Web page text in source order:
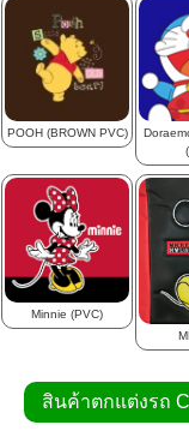
POOH (BROWN PVC)
Minnie (PVC)
สินค้าตกแต่งรถ